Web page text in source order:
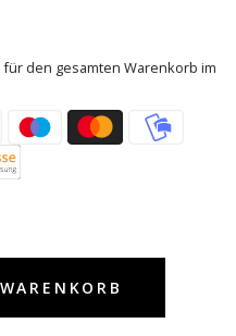
den gesamten Warenkorb im